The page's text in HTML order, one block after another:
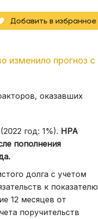
Добавить в избранное
изменило прогноз с
оказавших
год: 1%). НРА
пополнения
долга с учетом
к показателю
12 месяцев от
поручительств